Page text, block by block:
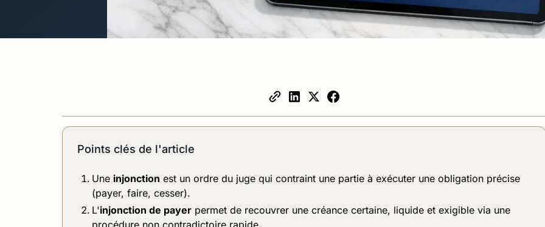
Points clés de l'article
Une injonction est un ordre du juge qui contraint une partie à exécuter une obligation précise
(payer, faire, cesser).
L'injonction de payer permet de recouvrer une créance certaine, liquide et exigible via une
procédure non contradictoire rapide.